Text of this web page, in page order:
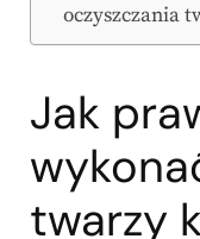
oczyszczania
Jak
twarzy